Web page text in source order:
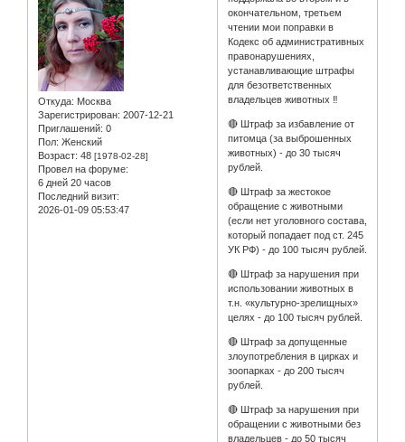
Откуда: Москва
Зарегистрирован: 2007-12-21
Приглашений: 0
Пол: Женский
Возраст: 48 [1978-02-28]
Провел на форуме:
6 дней 20 часов
Последний визит:
2026-01-09 05:53:47
окончательном, третьем
чтении мои поправки в
Кодекс об административных
правонарушениях,
устанавливающие штрафы
для безответственных
владельцев животных ‼
🔴 Штраф за избавление от
питомца (за выброшенных
животных) - до 30 тысяч
рублей.
🔴 Штраф за жестокое
обращение с животными
(если нет уголовного состава,
который попадает под ст. 245
УК РФ) - до 100 тысяч рублей.
🔴 Штраф за нарушения при
использовании животных в
т.н. «культурно-зрелищных»
целях - до 100 тысяч рублей.
🔴 Штраф за допущенные
злоупотребления в цирках и
зоопарках - до 200 тысяч
рублей.
🔴 Штраф за нарушения при
обращении с животными без
владельцев - до 50 тысяч